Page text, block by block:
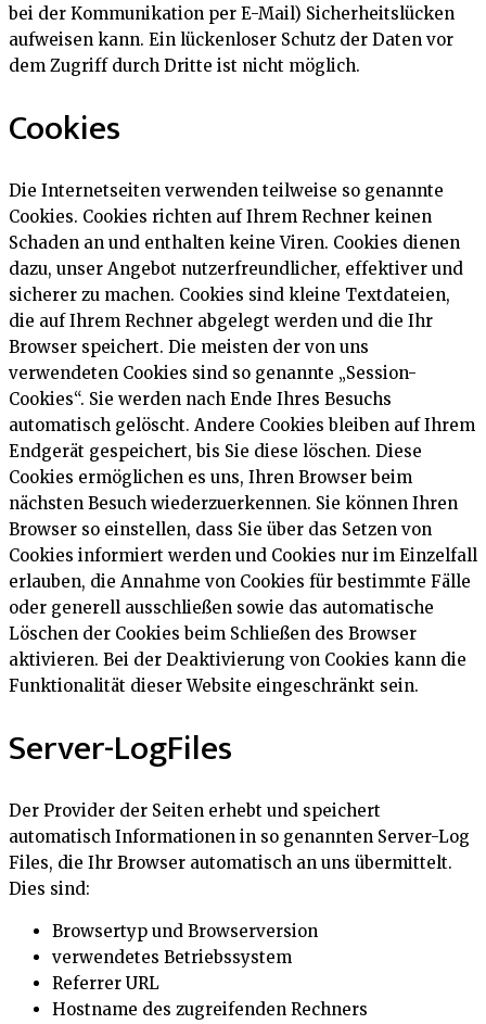
bei der Kommunikation per E-Mail) Sicherheitslücken
aufweisen kann. Ein lückenloser Schutz der Daten vor
dem Zugriff durch Dritte ist nicht möglich.
Cookies
Die Internetseiten verwenden teilweise so genannte
Cookies. Cookies richten auf Ihrem Rechner keinen
Schaden an und enthalten keine Viren. Cookies dienen
dazu, unser Angebot nutzerfreundlicher, effektiver und
sicherer zu machen. Cookies sind kleine Textdateien,
die auf Ihrem Rechner abgelegt werden und die Ihr
Browser speichert. Die meisten der von uns
verwendeten Cookies sind so genannte „Session-
Cookies“. Sie werden nach Ende Ihres Besuchs
automatisch gelöscht. Andere Cookies bleiben auf Ihrem
Endgerät gespeichert, bis Sie diese löschen. Diese
Cookies ermöglichen es uns, Ihren Browser beim
nächsten Besuch wiederzuerkennen. Sie können Ihren
Browser so einstellen, dass Sie über das Setzen von
Cookies informiert werden und Cookies nur im Einzelfall
erlauben, die Annahme von Cookies für bestimmte Fälle
oder generell ausschließen sowie das automatische
Löschen der Cookies beim Schließen des Browser
aktivieren. Bei der Deaktivierung von Cookies kann die
Funktionalität dieser Website eingeschränkt sein.
Server-LogFiles
Der Provider der Seiten erhebt und speichert
automatisch Informationen in so genannten Server-Log
Files, die Ihr Browser automatisch an uns übermittelt.
Dies sind:
Browsertyp und Browserversion
verwendetes Betriebssystem
Referrer URL
Hostname des zugreifenden Rechners